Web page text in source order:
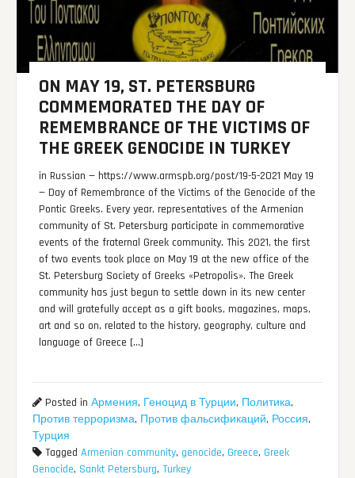
ON MAY 19, ST. PETERSBURG
COMMEMORATED THE DAY OF
REMEMBRANCE OF THE VICTIMS OF
THE GREEK GENOCIDE IN TURKEY
in Russian — https://www.armspb.org/post/19-5-2021 May 19
— Day of Remembrance of the Victims of the Genocide of the
Pontic Greeks. Every year, representatives of the Armenian
community of St. Petersburg participate in commemorative
events of the fraternal Greek community. This 2021, the first
of two events took place on May 19 at the new office of the
St. Petersburg Society of Greeks «Petropolis». The Greek
community has just begun to settle down in its new center
and will gratefully accept as a gift books, magazines, maps,
art and so on, related to the history, geography, culture and
language of Greece […]
Posted inАрмения, Геноцид в Турции, Политика,
Против терроризма, Против фальсификаций, Россия,
Турция
TaggedArmenian community, genocide, Greece, Greek
Genocide, Sankt Petersburg,Turkey